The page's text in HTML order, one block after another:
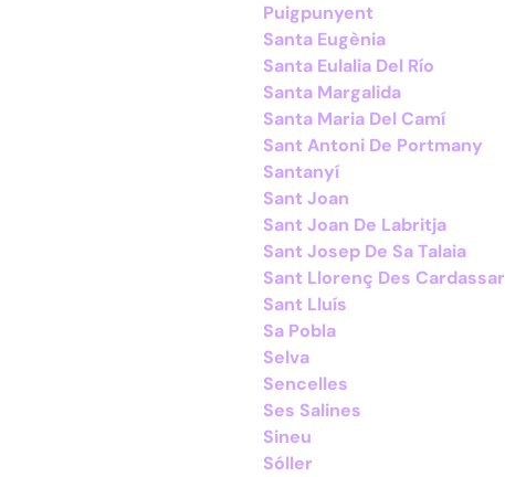
Puigpunyent
Santa Eugènia
Santa Eulalia Del Río
Santa Margalida
Santa Maria Del Camí
Sant Antoni De Portmany
Santanyí
Sant Joan
Sant Joan De Labritja
Sant Josep De Sa Talaia
Sant Llorenç Des Cardassar
Sant Lluís
Sa Pobla
Selva
Sencelles
Ses Salines
Sineu
Sóller